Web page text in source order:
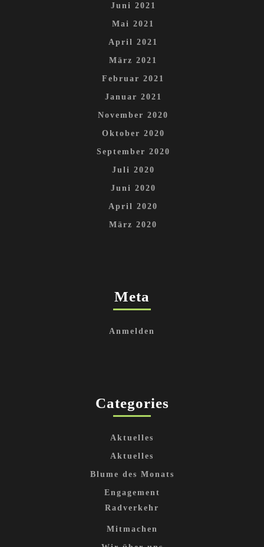
Juni 2021
Mai 2021
April 2021
März 2021
Februar 2021
Januar 2021
November 2020
Oktober 2020
September 2020
Juli 2020
Juni 2020
April 2020
März 2020
Meta
Anmelden
Categories
Aktuelles
Aktuelles
Blume des Monats
Engagement
Radverkehr
Mitmachen